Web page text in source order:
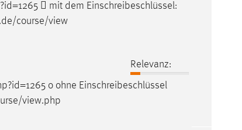
 mit dem Einschreibeschlüssel:
course/view
Relevanz:
o ohne Einschreibeschlüssel
view.php